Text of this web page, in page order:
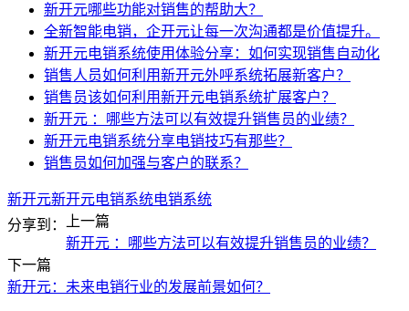
新开元哪些功能对销售的帮助大？
全新智能电销，企开元让每一次沟通都是价值提升。
新开元电销系统使用体验分享：如何实现销售自动化
销售人员如何利用新开元外呼系统拓展新客户？
销售员该如何利用新开元电销系统扩展客户？
新开元 ：哪些方法可以有效提升销售员的业绩？
新开元电销系统分享电销技巧有那些？
销售员如何加强与客户的联系？
新开元新开元电销系统电销系统
分享到：
上一篇
新开元 ：哪些方法可以有效提升销售员的业绩？
下一篇
新开元：未来电销行业的发展前景如何？